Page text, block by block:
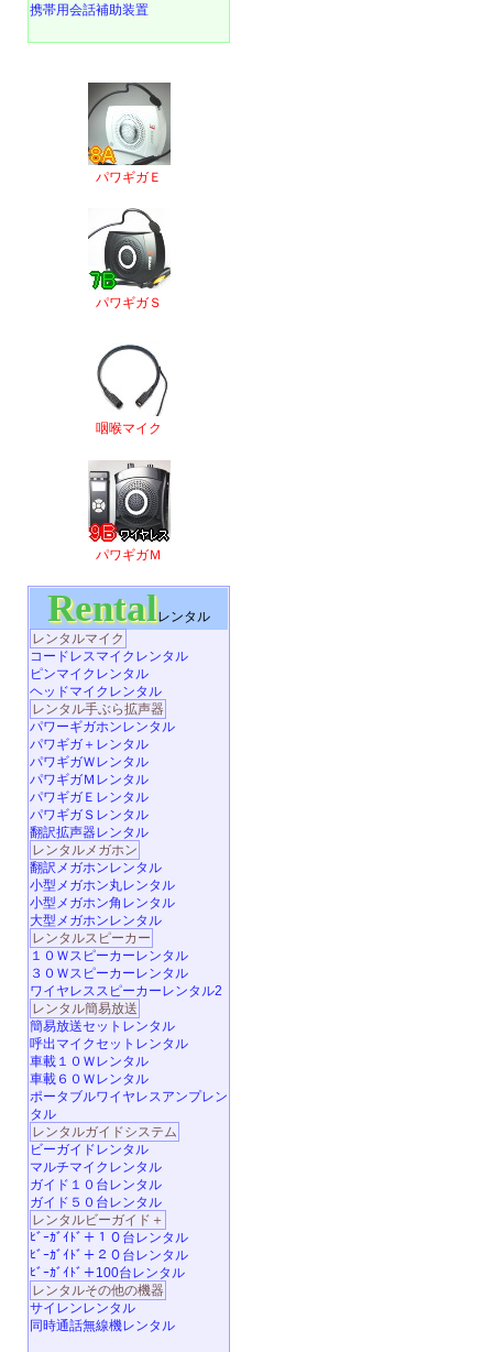
携帯用会話補助装置
パワギガＥ
パワギガＳ
咽喉マイク
パワギガＭ
Rentalレンタル
レンタルマイク
コードレスマイクレンタル
ピンマイクレンタル
ヘッドマイクレンタル
レンタル手ぶら拡声器
パワーギガホンレンタル
パワギガ＋レンタル
パワギガＷレンタル
パワギガＭレンタル
パワギガＥレンタル
パワギガＳレンタル
翻訳拡声器レンタル
レンタルメガホン
翻訳メガホンレンタル
小型メガホン丸レンタル
小型メガホン角レンタル
大型メガホンレンタル
レンタルスピーカー
１０Ｗスピーカーレンタル
３０Ｗスピーカーレンタル
ワイヤレススピーカーレンタル2
レンタル簡易放送
簡易放送セットレンタル
呼出マイクセットレンタル
車載１０Ｗレンタル
車載６０Ｗレンタル
ポータブルワイヤレスアンプレン
タル
レンタルガイドシステム
ビーガイドレンタル
マルチマイクレンタル
ガイド１０台レンタル
ガイド５０台レンタル
レンタルビーガイド＋
ﾋﾞｰｶﾞｲﾄﾞ＋１０台レンタル
ﾋﾞｰｶﾞｲﾄﾞ＋２０台レンタル
ﾋﾞｰｶﾞｲﾄﾞ＋100台レンタル
レンタルその他の機器
サイレンレンタル
同時通話無線機レンタル